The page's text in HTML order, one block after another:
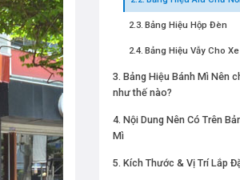
Bảng Hiệu Hộp Đèn
Bảng Hiệu Vẫy Cho
Bảng Hiệu Bánh Mì Nên
như thế nào?
Nội Dung Nên Có Trên
Mì
Kích Thước & Vị Trí Lắp